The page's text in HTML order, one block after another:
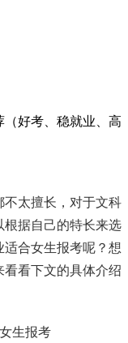
（好考、稳就业、高
不太擅长，对于文科
根据自己的特长来选
合女生报考呢？想
看下文的具体介绍